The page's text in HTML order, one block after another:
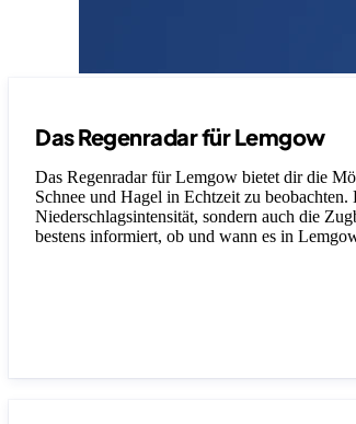
Das Regenradar für Lemgow
Das Regenradar für Lemgow bietet dir die
Schnee und Hagel in Echtzeit zu
Niederschlagsintensität, sondern auch die
bestens informiert, ob und wann es in